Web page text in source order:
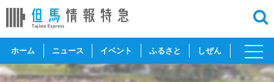
ホーム ニュース イベント ふるさと しぜん
toggle